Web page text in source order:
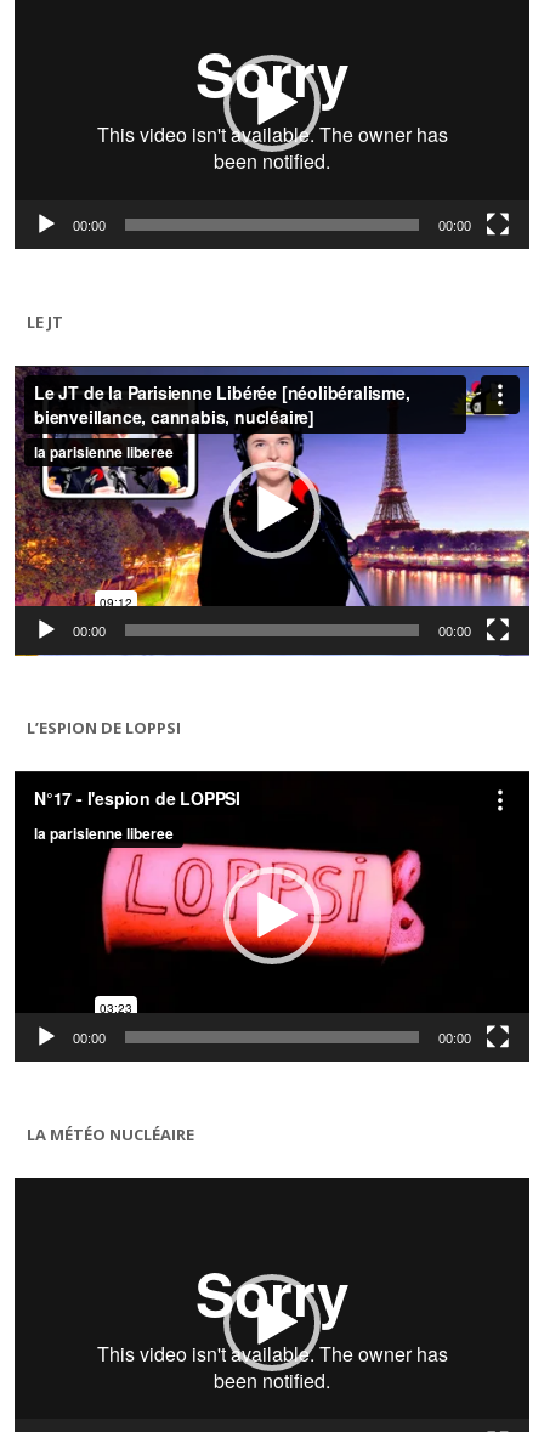
00:00 00:00
LE JT
Lecteur
vidéo
00:00 00:00
L’ESPION DE LOPPSI
Lecteur
vidéo
00:00 00:00
LA MÉTÉO NUCLÉAIRE
Lecteur